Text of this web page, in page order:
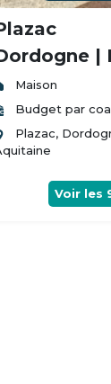
|
Maison
Budget par
Plazac,
Voir les